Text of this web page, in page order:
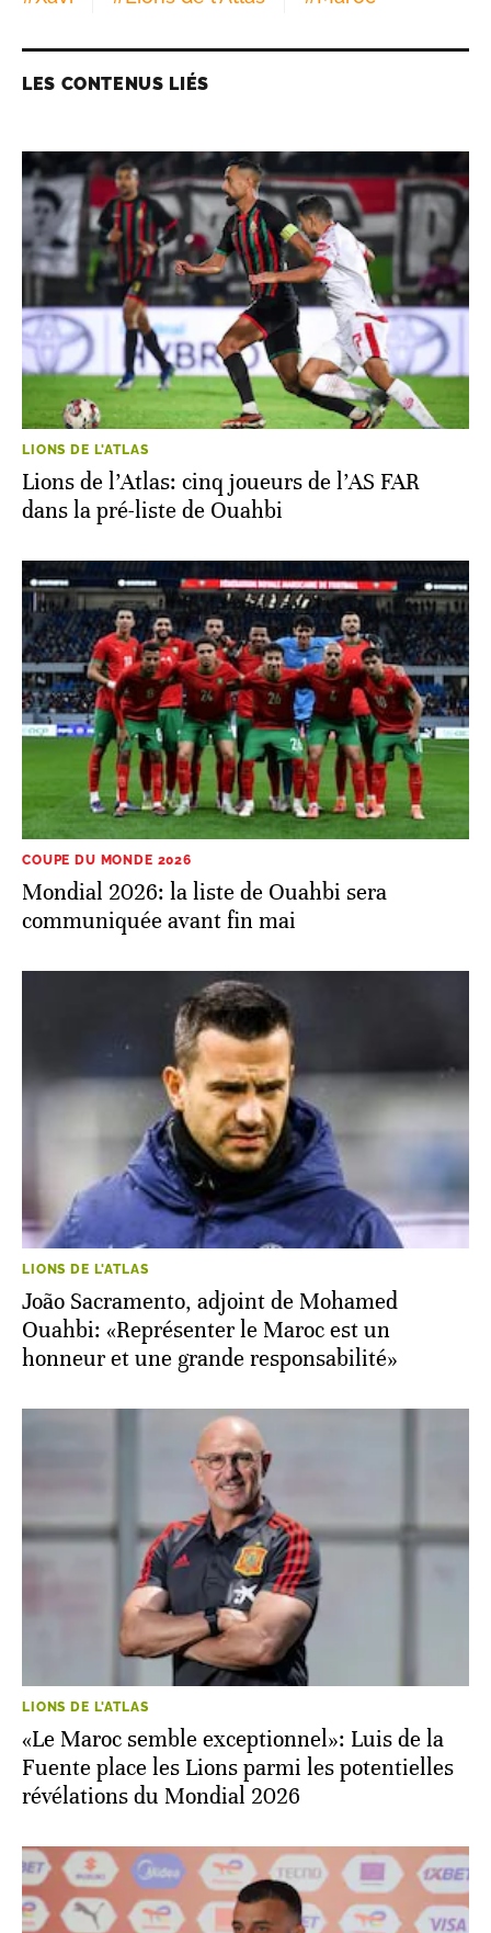
LES CONTENUS LIÉS
LIONS DE L'ATLAS
Lions de l’Atlas: cinq joueurs de l’AS FAR
dans la pré-liste de Ouahbi
COUPE DU MONDE 2026
Mondial 2026: la liste de Ouahbi sera
communiquée avant fin mai
LIONS DE L'ATLAS
João Sacramento, adjoint de Mohamed
Ouahbi: «Représenter le Maroc est un
honneur et une grande responsabilité»
LIONS DE L'ATLAS
«Le Maroc semble exceptionnel»: Luis de la
Fuente place les Lions parmi les potentielles
révélations du Mondial 2026